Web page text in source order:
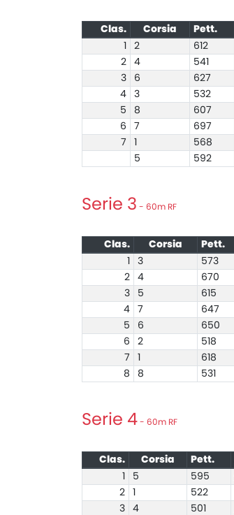
Clas. Corsia Pett.
2 612
2
4 541
3
6 627
4
3 532
5
8 607
6
7 697
7
568
5
592
Serie 3 - 60m RF
Clas. Corsia Pett.
3 573
2
4 670
3
5 615
4
7 647
5
6 650
6
2 518
7
618
8
8 531
Serie 4 - 60m RF
Clas. Corsia Pett.
5 595
2
522
3
4 501